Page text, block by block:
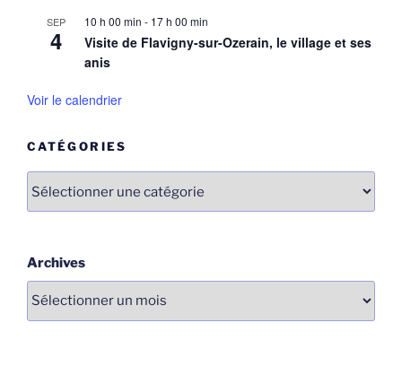
SEP
4
10 h 00 min - 17 h 00 min
Visite de Flavigny-sur-Ozerain, le village et ses
anis
Voir le calendrier
CATÉGORIES
Archives